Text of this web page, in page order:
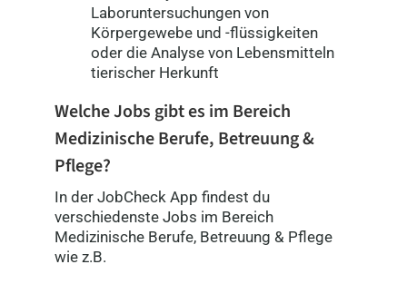
Laboruntersuchungen von
Körpergewebe und -flüssigkeiten
oder die Analyse von Lebensmitteln
tierischer Herkunft
Welche Jobs gibt es im Bereich
Medizinische Berufe, Betreuung &
Pflege?
In der JobCheck App findest du
verschiedenste Jobs im Bereich
Medizinische Berufe, Betreuung & Pflege
wie z.B.